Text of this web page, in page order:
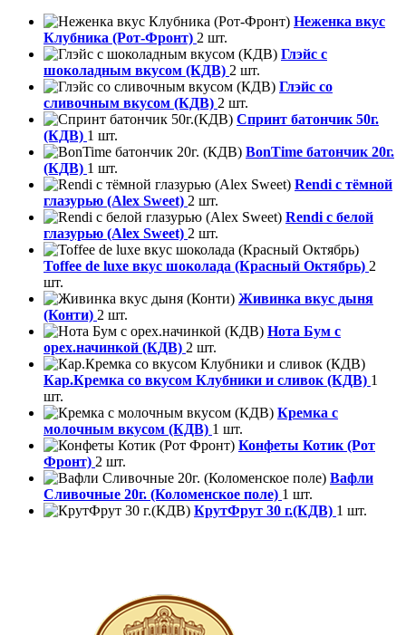
Неженка вкус
Клубника (Рот-Фронт) 2 шт.
Глэйс с
шоколадным вкусом (КДВ) 2 шт.
Глэйс со
сливочным вкусом (КДВ) 2 шт.
Спринт батончик 50г.
(КДВ) 1 шт.
BonTime батончик 20г.
(КДВ) 1 шт.
Rendi с тёмной
глазурью (Alex Sweet) 2 шт.
Rendi с белой
глазурью (Alex Sweet) 2 шт.
Toffee de luxe вкус шоколада (Красный Октябрь) 2
шт.
Живинка вкус дыня
(Конти) 2 шт.
Нота Бум с
орех.начинкой (КДВ) 2 шт.
Кар.Кремка со вкусом Клубники и сливок (КДВ) 1
шт.
Кремка с
молочным вкусом (КДВ) 1 шт.
Конфеты Котик (Рот
Фронт) 2 шт.
Вафли
Сливочные 20г. (Коломенское поле) 1 шт.
КрутФрут 30 г.(КДВ) 1 шт.